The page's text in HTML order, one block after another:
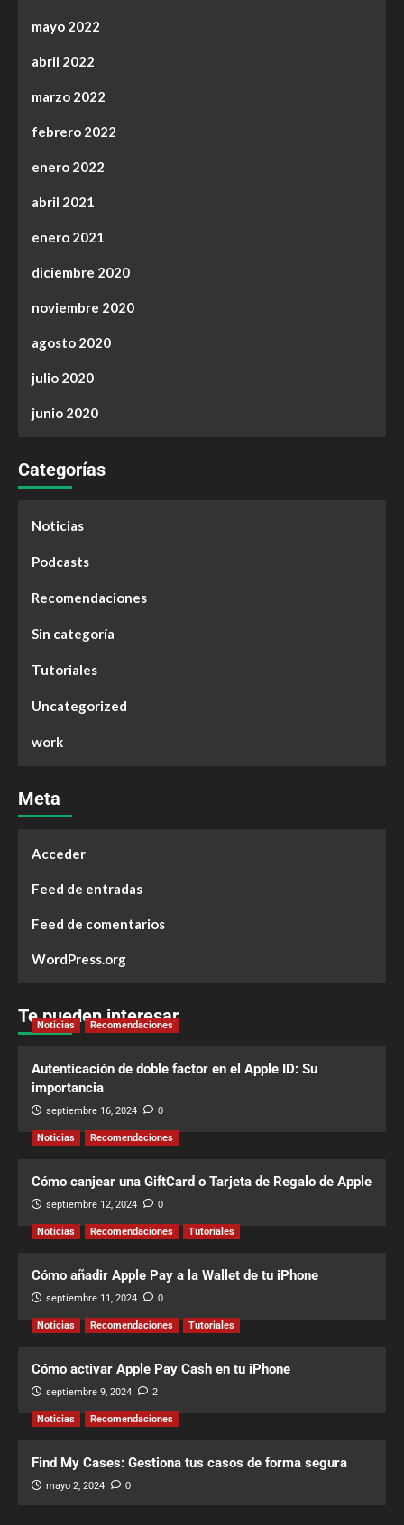
mayo 2022
abril 2022
marzo 2022
febrero 2022
enero 2022
abril 2021
enero 2021
diciembre 2020
noviembre 2020
agosto 2020
julio 2020
junio 2020
Categorías
Noticias
Podcasts
Recomendaciones
Sin categoría
Tutoriales
Uncategorized
work
Meta
Acceder
Feed de entradas
Feed de comentarios
WordPress.org
Te pueden interesar
Noticias Recomendaciones
Autenticación de doble factor en el Apple ID: Su
importancia
septiembre 16, 2024 0
Noticias Recomendaciones
Cómo canjear una GiftCard o Tarjeta de Regalo de Apple
septiembre 12, 2024 0
Noticias Recomendaciones Tutoriales
Cómo añadir Apple Pay a la Wallet de tu iPhone
septiembre 11, 2024 0
Noticias Recomendaciones Tutoriales
Cómo activar Apple Pay Cash en tu iPhone
septiembre 9, 2024 2
Noticias Recomendaciones
Find My Cases: Gestiona tus casos de forma segura
mayo 2, 2024 0